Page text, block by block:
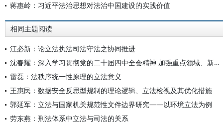
蒋惠岭：习近平法治思想对法治中国建设的实践价值
相同主题阅读
江必新：论立法执法司法守法之协同推进
沈春耀：深入学习贯彻党的二十届四中全会精神 加强重点领域、新兴领域、涉外领域立法
雷磊：法秩序统一性原理的立法意义
王惠民：数据安全反思型规制的理论逻辑、立法检视及其优化措施
郭延军：立法与国家机关规范性文件边界研究——以环境立法为例
劳东燕：刑法体系中立法与司法的关系